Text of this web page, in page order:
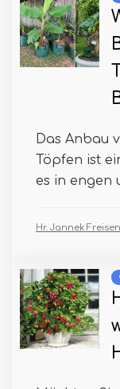
Das Anbau
Töpfen ist
es in engen
Hr. Jannek Freisen